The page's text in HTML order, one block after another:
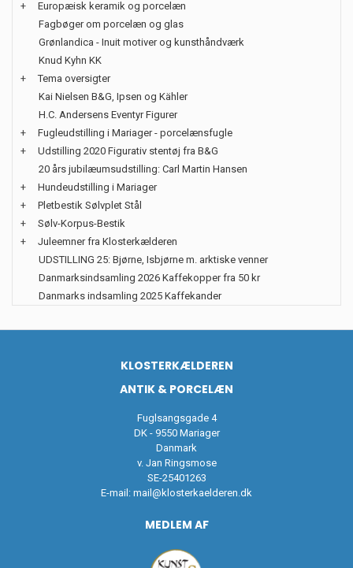
+
Europæisk keramik og porcelæn
Fagbøger om porcelæn og glas
Grønlandica - Inuit motiver og kunsthåndværk
Knud Kyhn KK
+
Tema oversigter
Kai Nielsen B&G, Ipsen og Kähler
H.C. Andersens Eventyr Figurer
+
Fugleudstilling i Mariager - porcelænsfugle
+
Udstilling 2020 Figurativ stentøj fra B&G
20 års jubilæumsudstilling: Carl Martin Hansen
+
Hundeudstilling i Mariager
+
Pletbestik Sølvplet Stål
+
Sølv-Korpus-Bestik
+
Juleemner fra Klosterkælderen
UDSTILLING 25: Bjørne, Isbjørne m. arktiske venner
Danmarksindsamling 2026 Kaffekopper fra 50 kr
Danmarks indsamling 2025 Kaffekander
KLOSTERKÆLDEREN
ANTIK & PORCELÆN
Fuglsangsgade 4
DK - 9550 Mariager
Danmark
v. Jan Ringsmose
SE-25401263
E-mail: mail@klosterkaelderen.dk
MEDLEM AF